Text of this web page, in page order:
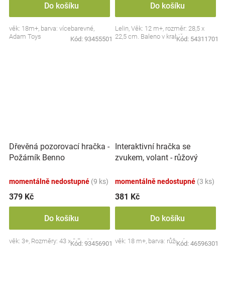
Do košíku
věk: 18m+, barva: vícebarevné,
Adam Toys
Kód: 93455501
Do košíku
Lelin, Věk: 12 m+, rozměr: 28,5 x
22,5 cm. Baleno v krabičce.
Kód: 54311701
Dřevěná pozorovací hračka -
Požárník Benno
momentálně nedostupné (9 ks)
379 Kč
Do košíku
věk: 3+, Rozměry: 43 x 8,5 x 11 cm.
Kód: 93456901
Interaktivní hračka se
zvukem, volant - růžový
momentálně nedostupné (3 ks)
381 Kč
Do košíku
věk: 18 m+, barva: růžová
Kód: 46596301